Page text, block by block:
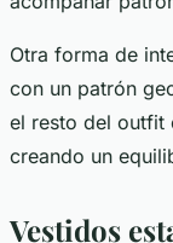
Otra forma de
con un patrón
el resto del outfit
creando un
Vestidos